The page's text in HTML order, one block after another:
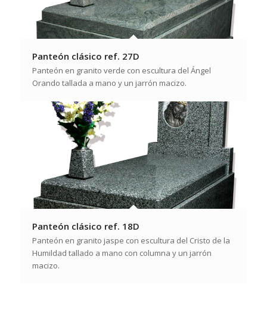
Panteón clásico ref. 27D
Panteón en granito verde con escultura del Ángel
Orando tallada a mano y un jarrón macizo.
Panteón clásico ref. 18D
Panteón en granito jaspe con escultura del Cristo de la
Humildad tallado a mano con columna y un jarrón
macizo.